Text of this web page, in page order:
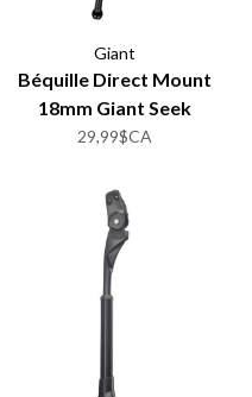
Giant
Béquille Direct Mount
18mm Giant Seek
29,99$CA